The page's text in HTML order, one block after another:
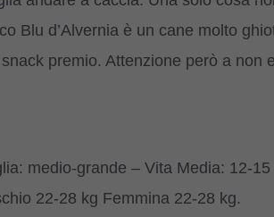
Blu d’Alvernia è un cane molto
premio. Attenzione però a non
medio-grande – Vita Media: 12-
22-28 kg Femmina 22-28 kg.